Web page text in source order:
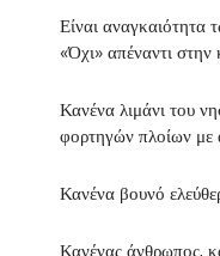
Είναι αναγκαιότητα
«Όχι» απέναντι
Κανένα λιμάνι του
φορτηγών πλοίων με
Κανένα βουνό
Κανένας άνθρωπος,